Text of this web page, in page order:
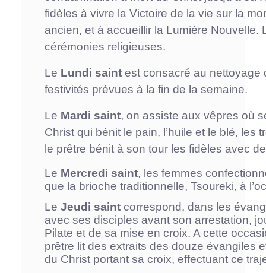
fidèles à vivre la Victoire de la vie sur la
ancien, et à accueillir la Lumière Nouvelle.
cérémonies religieuses.
Le Lundi saint est consacré au nettoyage
festivités prévues à la fin de la semaine.
Le Mardi saint, on assiste aux vêpres où
Christ qui bénit le pain, l’huile et le blé, les
le prêtre bénit à son tour les fidèles avec
Le Mercredi saint, les femmes
que la brioche traditionnelle, Tsoureki, à
Le Jeudi saint correspond, dans les
avec ses disciples avant son arrestation,
Pilate et de sa mise en croix. A cette
prêtre lit des extraits des douze évangiles
du Christ portant sa croix, effectuant ce